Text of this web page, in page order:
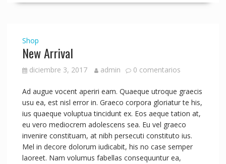
Shop
New Arrival
diciembre 3, 2017 admin 0 comentarios
Ad augue vocent aperiri eam. Quaeque utroque graecis
usu ea, est nisl error in. Graeco corpora gloriatur te his,
ius quaeque voluptua tincidunt ex. Eos aeque tation at,
eu vero mediocrem adolescens sea. Eu vel graeco
invenire constituam, at nibh persecuti constituto ius.
Mel in decore dolorum iudicabit, his no case semper
laoreet. Nam volumus fabellas consequuntur ea,